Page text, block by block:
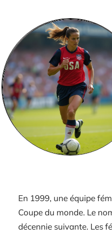
En 1999, une équipe
Coupe du monde. Le
décennie suivante. Les